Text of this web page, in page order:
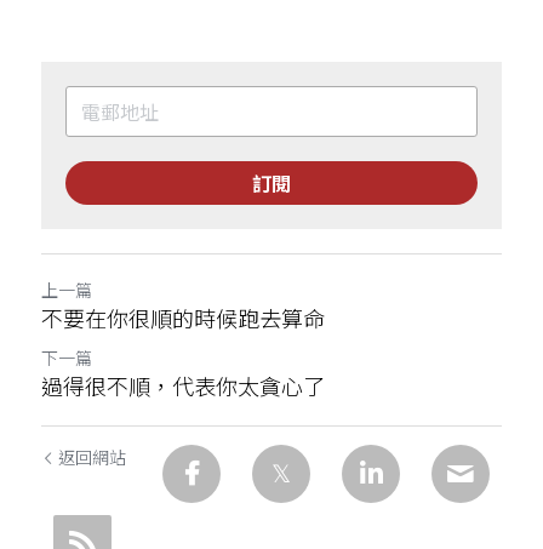
訂閱
上一篇
不要在你很順的時候跑去算命
下一篇
過得很不順，代表你太貪心了
返回網站